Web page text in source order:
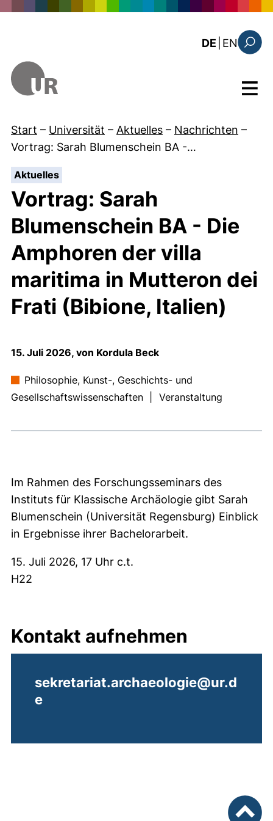
DE EN: the
Menü
Start – Universität – Aktuelles – Nachrichten –
Vortrag: Sarah Blumenschein BA -…
Aktuelles:
Vortrag: Sarah
Blumenschein BA - Die
Amphoren der villa
maritima in Mutteron dei
Frati (Bibione, Italien)
15. Juli 2026, von Kordula Beck
Philosophie, Kunst-, Geschichts- und
Gesellschaftswissenschaften
Veranstaltung
Im Rahmen des Forschungsseminars des
Instituts für Klassische Archäologie gibt Sarah
Blumenschein (Universität Regensburg) Einblick
in Ergebnisse ihrer Bachelorarbeit.
15. Juli 2026, 17 Uhr c.t.
H22
Kontakt aufnehmen
sekretariat.archaeologie@ur.d
e